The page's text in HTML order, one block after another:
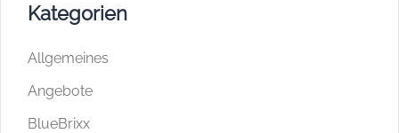
Kategorien
Allgemeines
Angebote
BlueBrixx